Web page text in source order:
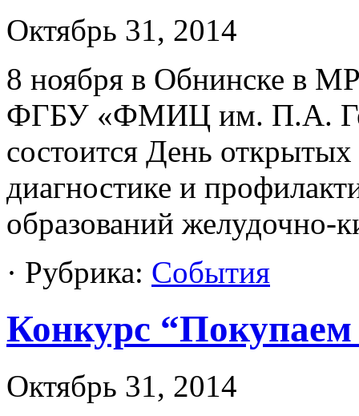
Октябрь 31, 2014
8 ноября в Обнинске в
ФГБУ «ФМИЦ им. П.А.
состоится День
диагностике и
образований желудочно-
· Рубрика: События
Конкурс
Октябрь 31, 2014